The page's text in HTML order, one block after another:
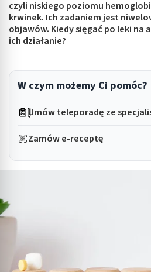
submenu: Sprzęt medyczny
submenu: Intymne
czyli niskiego poziomu
krwinek. Ich zadaniem jest
objawów. Kiedy sięgać po leki na
ich działanie?
W czym możemy Ci pomóc?
Umów teleporadę ze
Zamów e-receptę